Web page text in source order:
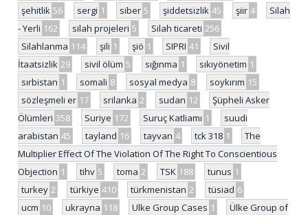
şehitlik 56 sergi 1 siber 5 şiddetsizlik 45 şiir 4
Silah
- Yerli 162 silah projeleri 5 Silah ticareti 256
Silahlanma 114 şili 1 şiö 1 SIPRI 41
Sivil
İtaatsizlik 29 sivil ölüm 5 sığınma 1 sıkıyönetim 1
sırbistan 1 somali 8 sosyal medya 8 soykırım 15
sözleşmeli er 17 srilanka 2 sudan 12
Şüpheli Asker
Ölümleri 358 Suriye 172 Suruç Katliamı 1
suudi
arabistan 45 tayland 16 tayvan 4 tck 318 1
The
Multiplier Effect Of The Violation Of The Right To Conscientious
Objection 1 tihv 5 toma 2 TSK 188 tunus 1
turkey 2 türkiye 410 türkmenistan 2 tüsiad 6
ucm 10 ukrayna 118 Ulke Group Cases 1
Ülke Group of